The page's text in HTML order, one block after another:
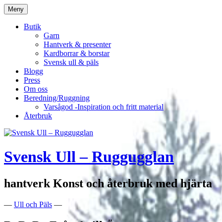
Hoppa
till
innehåll
Meny
Butik
Garn
Hantverk & presenter
Kardborrar & borstar
Svensk ull & päls
Blogg
Press
Om oss
Beredning/Ruggning
Varsågod -Inspiration och fritt material
Återbruk
Svensk Ull – Ruggugglan
hantverk Konst och återbruk med hjärta
— Ull och Päls —